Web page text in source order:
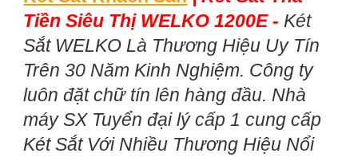
Tiền Siêu Thị WELKO 1200E - Két
Sắt WELKO Là Thương Hiệu Uy Tín
Trên 30 Năm Kinh Nghiệm. Công ty
luôn đặt chữ tín lên hàng đầu. Nhà
máy SX Tuyển đại lý cấp 1 cung cấp
Két Sắt Với Nhiều Thương Hiệu Nổi